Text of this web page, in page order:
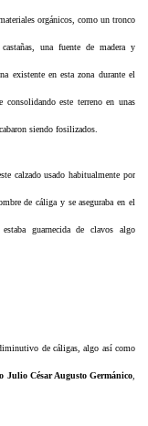
orgánicos, como un tronco
una fuente de madera y
existente en esta zona durante el
este terreno en unas
siendo fosilizados.
calzado usado habitualmente por
de cáliga y se aseguraba en el
guarnecida de clavos algo
de cáligas, algo así como
Julio César Augusto Germánico